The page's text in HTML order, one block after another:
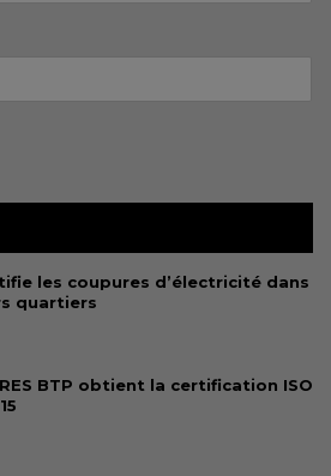
les coupures d’électricité dans
quartiers
BTP obtient la certification ISO